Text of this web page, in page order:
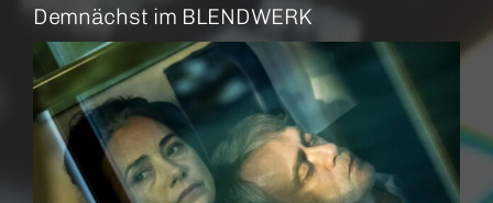
Demnächst im BLENDWERK